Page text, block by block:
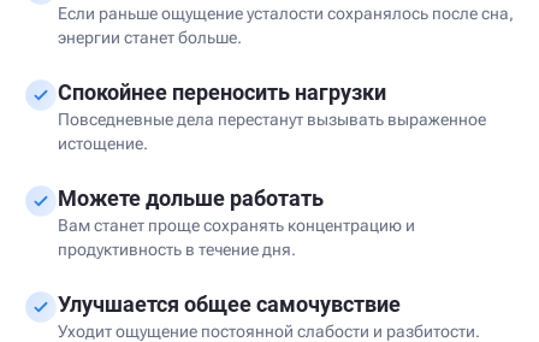
Если раньше ощущение усталости сохранялось после сна,
энергии станет больше.
Спокойнее переносить нагрузки
Повседневные дела перестанут вызывать выраженное
истощение.
Можете дольше работать
Вам станет проще сохранять концентрацию и
продуктивность в течение дня.
Улучшается общее самочувствие
Уходит ощущение постоянной слабости и разбитости.